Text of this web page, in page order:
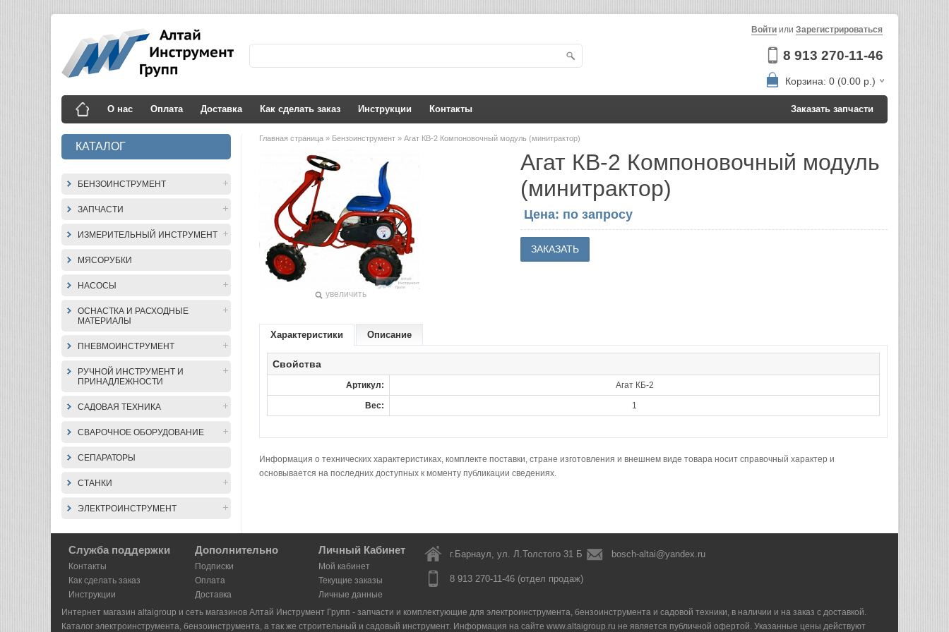
8 913 270-11-46
Войти или Зарегистрироваться
Корзина: 0 (0.00 р.)
О нас Оплата Доставка Как сделать заказ Инструкции Контакты Заказать запчасти
КАТАЛОГ
БЕНЗОИНСТРУМЕНТ
ЗАПЧАСТИ
ИЗМЕРИТЕЛЬНЫЙ ИНСТРУМЕНТ
МЯСОРУБКИ
НАСОСЫ
ОСНАСТКА И РАСХОДНЫЕ
МАТЕРИАЛЫ
ПНЕВМОИНСТРУМЕНТ
РУЧНОЙ ИНСТРУМЕНТ И
ПРИНАДЛЕЖНОСТИ
САДОВАЯ ТЕХНИКА
СВАРОЧНОЕ ОБОРУДОВАНИЕ
СЕПАРАТОРЫ
СТАНКИ
ЭЛЕКТРОИНСТРУМЕНТ
Главная страница » Бензоинструмент » Агат КВ-2 Компоновочный модуль (минитрактор)
увеличить
Агат КВ-2 Компоновочный модуль
(минитрактор)
Цена: по запросу
Характеристики Описание
Свойства
Артикул: Агат КБ-2
Вес: 1
Информация о технических характеристиках, комплекте поставки, стране изготовления и внешнем виде товара носит справочный характер и
основывается на последних доступных к моменту публикации сведениях.
Служба поддержки
Контакты
Как сделать заказ
Инструкции
Дополнительно
Подписки
Оплата
Доставка
Личный Кабинет
Мой кабинет
Текущие заказы
Личные данные
г.Барнаул, ул. Л.Толстого 31 Б bosch-altai@yandex.ru
8 913 270-11-46 (отдел продаж)
Интернет магазин altaigroup и сеть магазинов Алтай Инструмент Групп - запчасти и комплектующие для электроинструмента, бензоинструмента и садовой техники, в наличии и на заказ с доставкой.
Каталог электроинструмента, бензоинструмента, а так же строительный и садовый инструмент. Информация на сайте www.altaigroup.ru не является публичной офертой. Указанные цены действуют